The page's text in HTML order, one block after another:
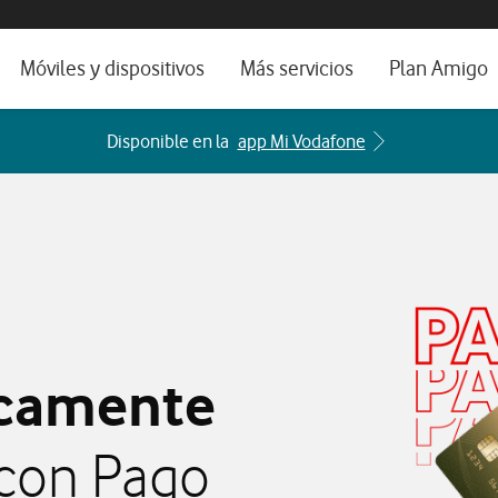
ayuda e idioma
5G
Móviles y dispositivos
Imagen y Sonido
Más servicios
Alianza Vodafone e Iberdrola
Servicios avanzados
Plan Amigo
Disponible en la app Mi Vodafone
Pago